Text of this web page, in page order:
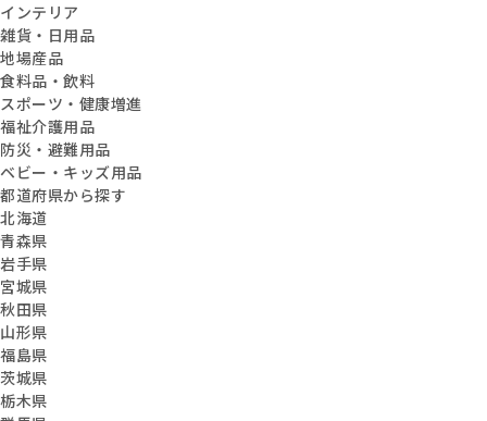
インテリア
雑貨・日用品
地場産品
食料品・飲料
スポーツ・健康増進
福祉介護用品
防災・避難用品
ベビー・キッズ用品
都道府県から探す
北海道
青森県
岩手県
宮城県
秋田県
山形県
福島県
茨城県
栃木県